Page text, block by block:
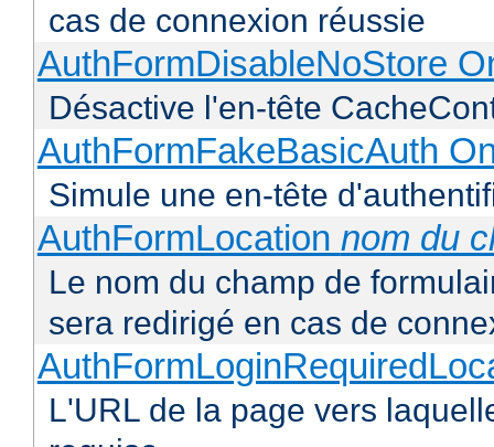
cas de connexion réussie
AuthFormDisableNoStore
Désactive l'en-tête
AuthFormFakeBasicAuth
Simule une en-tête
AuthFormLocation nom du
Le nom du champ de
sera redirigé en cas de
L'URL de la page vers